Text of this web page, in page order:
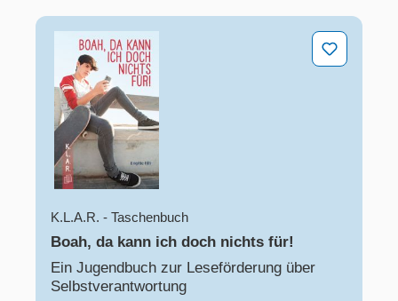
Boah, da kann ich doch nichts für!
K.L.A.R. - Taschenbuch
Boah, da kann ich doch nichts für!
Ein Jugendbuch zur Leseförderung über
Selbstverantwortung